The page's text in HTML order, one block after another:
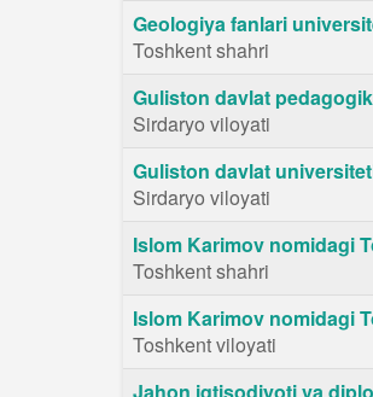
Geologiya fanlari
Toshkent shahri
Guliston davlat
Sirdaryo viloyati
Guliston davlat
Sirdaryo viloyati
Islom Karimov nomidagi
Toshkent shahri
Islom Karimov nomidagi
Toshkent viloyati